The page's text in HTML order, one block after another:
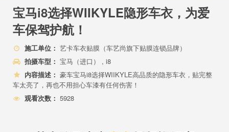
宝马i8选择WIIKYLE隐形车衣，为爱
车保驾护航！
施工单位： 艺卡车衣贴膜（车艺尚旗下贴膜连锁品牌）
拍摄车型： 宝马（进口） , i8
内容描述： 豪车宝马i8选择WIIKYLE高品质的隐形车衣，贴完整
车太亮了，再也不用担心车漆有任何伤害！
观看次数： 5928